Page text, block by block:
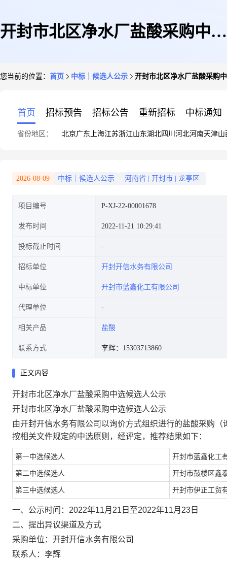
开封市北区净水厂盐酸采购中选
您当前的位置： 首页 中标｜候选人公示 开封市北区净水厂盐酸采购
首页 招标预告 招标公告 重新招标 中标通知
省份地区： 北京广东 上海江苏浙江山东湖北四川 河北河南天津山
2026-08-09 中标｜候选人公示 河南省 开封市 龙亭区
项目编号 P-XJ-22-00001678
发布时间 2022-11-21 10:29:41
投标截止时间
招标单位 开封开信水务有限公司
中标单位 开封市蓝鑫化工有限公司
代理单位
相关产品 盐酸
联系方式 李辉：15303713860
正文内容
开封市北区净水厂盐酸采购中选候选人公示
开封市北区净水厂盐酸采购中选候选人公示
由开封开信水务有限公司以询价方式组织进行的盐酸采购（
按相关文件规定的中选原则，经评定，推荐结果如下：
第一中选候选人 开封市蓝鑫化工
第二中选候选人 开封市鼓楼区鑫
第三中选候选人 开封市伊正工贸
一、公示时间： 2022年11月21 日至2022年11月 23 日
二、 提出异议渠道及方式
采购单位 ： 开封开信水务有限公司
联系人： 李辉